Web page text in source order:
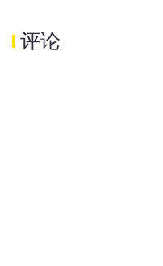
评论